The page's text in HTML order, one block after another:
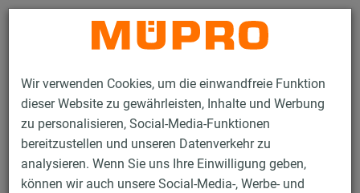
Wir verwenden Cookies, um die einwandfreie Funktion
dieser Website zu gewährleisten, Inhalte und Werbung
zu personalisieren, Social-Media-Funktionen
bereitzustellen und unseren Datenverkehr zu
analysieren. Wenn Sie uns Ihre Einwilligung geben,
können wir auch unsere Social-Media-, Werbe- und
Kontakt
Produkte Mischer / Mischerverlängerung